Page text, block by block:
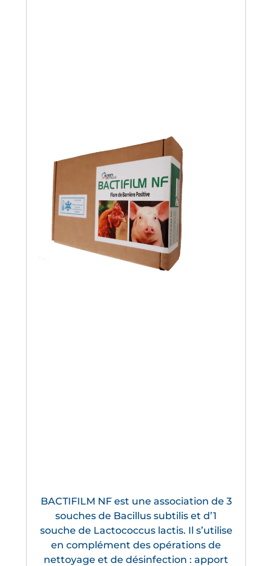
BACTIFILM NF est une association de 3
souches de Bacillus subtilis et d’1
souche de Lactococcus lactis. Il s’utilise
en complément des opérations de
nettoyage et de désinfection : apport